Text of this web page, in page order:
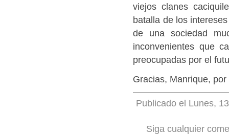
viejos clanes
batalla de los
de una sociedad
inconvenientes que
preocupadas por el
Gracias, Manrique,
Publicado el Lunes,
Siga cualquier